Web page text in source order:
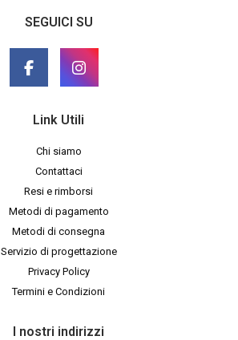
SEGUICI SU
Link Utili
Chi siamo
Contattaci
Resi e rimborsi
Metodi di pagamento
Metodi di consegna
Servizio di progettazione
Privacy Policy
Termini e Condizioni
I nostri indirizzi